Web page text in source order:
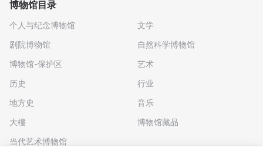
博物馆目录
个人与纪念博物馆
剧院博物馆
博物馆-保护区
历史
地方史
大樓
当代艺术博物馆
文学
自然科学博物馆
艺术
行业
音乐
博物馆藏品